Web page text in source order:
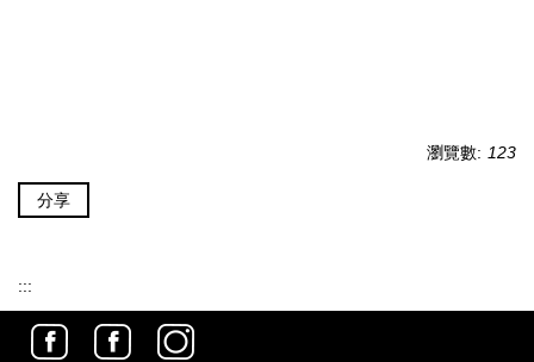
瀏覽數: 123
分享
:::